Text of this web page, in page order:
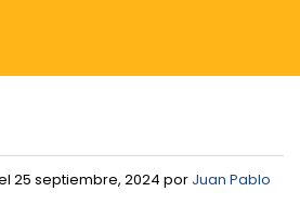
25 septiembre, 2024 por Juan Pablo